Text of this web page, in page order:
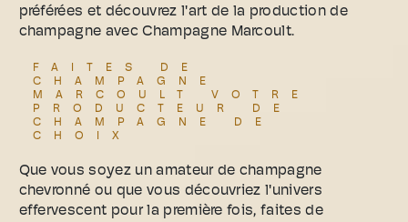
préférées et découvrez l'art de la production de
champagne avec Champagne Marcoult.
FAITES DE
CHAMPAGNE
MARCOULT VOTRE
PRODUCTEUR DE
CHAMPAGNE DE
CHOIX
Que vous soyez un amateur de champagne
chevronné ou que vous découvriez l'univers
effervescent pour la première fois, faites de